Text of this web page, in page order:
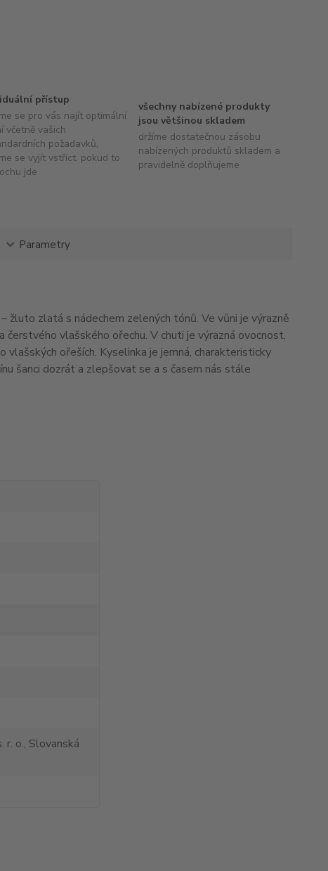
přístup
se pro vás najít optimální
včetně vašich
požadavků,
se vyjít vstříct, pokud to
jde
všechny nabízené produkty
jsou většinou skladem
držíme dostatečnou zásobu
nabízených produktů skladem a
pravidelně doplňujeme
Parametry
žluto zlatá s nádechem zelených tónů. Ve vůni je výrazně
čerstvého vlašského ořechu. V chuti je výrazná ovocnost,
ořeších. Kyselinka je jemná, charakteristicky
šanci dozrát a zlepšovat se a s časem nás stále
o., Slovanská